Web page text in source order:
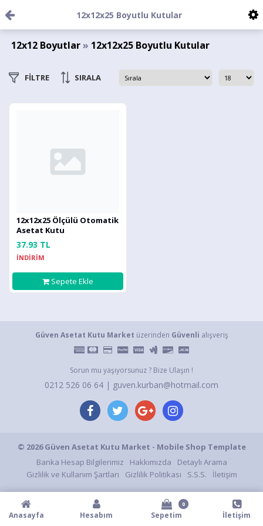
12x12x25 Boyutlu Kutular
12x12 Boyutlar» 12x12x25 Boyutlu Kutular
FİLTRE SIRALA
12x12x25 Ölçülü Otomatik
Asetat Kutu
37.93 TL
İNDİRİM
Sepete Ekle
Güven Asetat Kutu Market üzerinden Güvenli alışveriş
Sorun mu yaşıyorsunuz ? Bize Ulaşın !
0212 526 06 64 | guven.kurban@hotmail.com
© 2026 Güven Asetat Kutu Market - Mobile Shop Template
Banka Hesap Bilgilerimiz
Hakkımızda
Detaylı Arama
Gizlilik ve Kullanım Şartları
Gizlilik Politikası S.S.S. İletişim
Anasayfa Hesabım Sepetim
0
İletişim